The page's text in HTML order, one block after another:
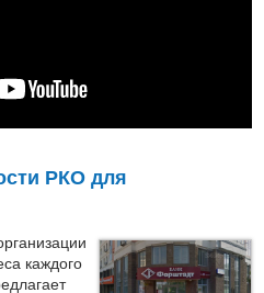
РКО для
каждого